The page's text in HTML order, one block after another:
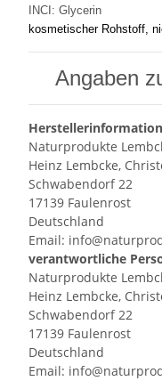
INCI: Glycerin
kosmetischer Rohstoff,
Angaben
Naturprodukte
Heinz Lembcke,
Schwabendorf 22
17139 Faulenrost
Deutschland
Email:
verantwortliche
Naturprodukte
Heinz Lembcke,
Schwabendorf 22
17139 Faulenrost
Deutschland
Email: